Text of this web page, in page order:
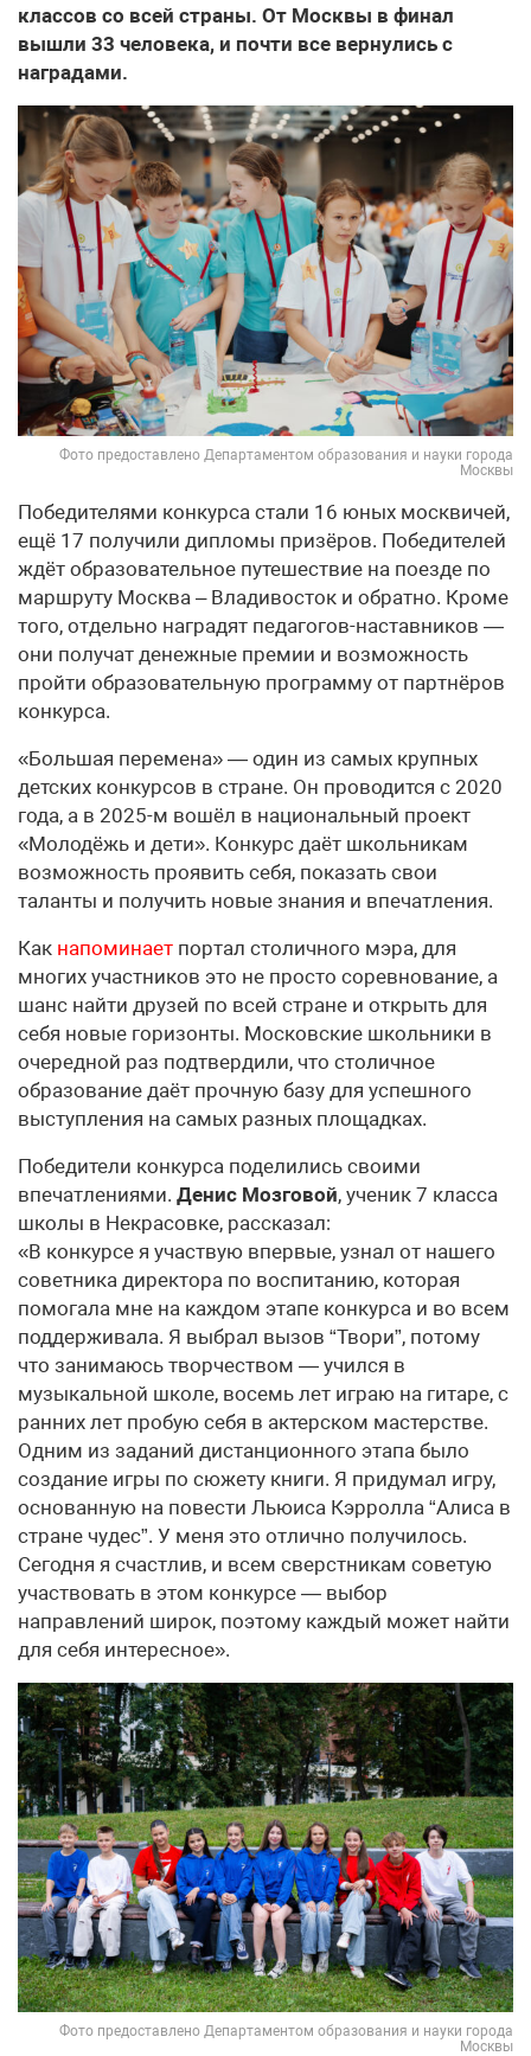
классов со всей страны. От Москвы в финал
вышли 33 человека, и почти все вернулись с
наградами.
Фото предоставлено Департаментом образования и науки города
Москвы
Победителями конкурса стали 16 юных москвичей,
ещё 17 получили дипломы призёров. Победителей
ждёт образовательное путешествие на поезде по
маршруту Москва – Владивосток и обратно. Кроме
того, отдельно наградят педагогов-наставников —
они получат денежные премии и возможность
пройти образовательную программу от партнёров
конкурса.
«Большая перемена» — один из самых крупных
детских конкурсов в стране. Он проводится с 2020
года, а в 2025-м вошёл в национальный проект
«Молодёжь и дети». Конкурс даёт школьникам
возможность проявить себя, показать свои
таланты и получить новые знания и впечатления.
Как напоминает портал столичного мэра, для
многих участников это не просто соревнование, а
шанс найти друзей по всей стране и открыть для
себя новые горизонты. Московские школьники в
очередной раз подтвердили, что столичное
образование даёт прочную базу для успешного
выступления на самых разных площадках.
Победители конкурса поделились своими
впечатлениями. Денис Мозговой, ученик 7 класса
школы в Некрасовке, рассказал:
«В конкурсе я участвую впервые, узнал от нашего
советника директора по воспитанию, которая
помогала мне на каждом этапе конкурса и во всем
поддерживала. Я выбрал вызов “Твори”, потому
что занимаюсь творчеством — учился в
музыкальной школе, восемь лет играю на гитаре, с
ранних лет пробую себя в актерском мастерстве.
Одним из заданий дистанционного этапа было
создание игры по сюжету книги. Я придумал игру,
основанную на повести Льюиса Кэрролла “Алиса в
стране чудес”. У меня это отлично получилось.
Сегодня я счастлив, и всем сверстникам советую
участвовать в этом конкурсе — выбор
направлений широк, поэтому каждый может найти
для себя интересное».
Фото предоставлено Департаментом образования и науки города
Москвы